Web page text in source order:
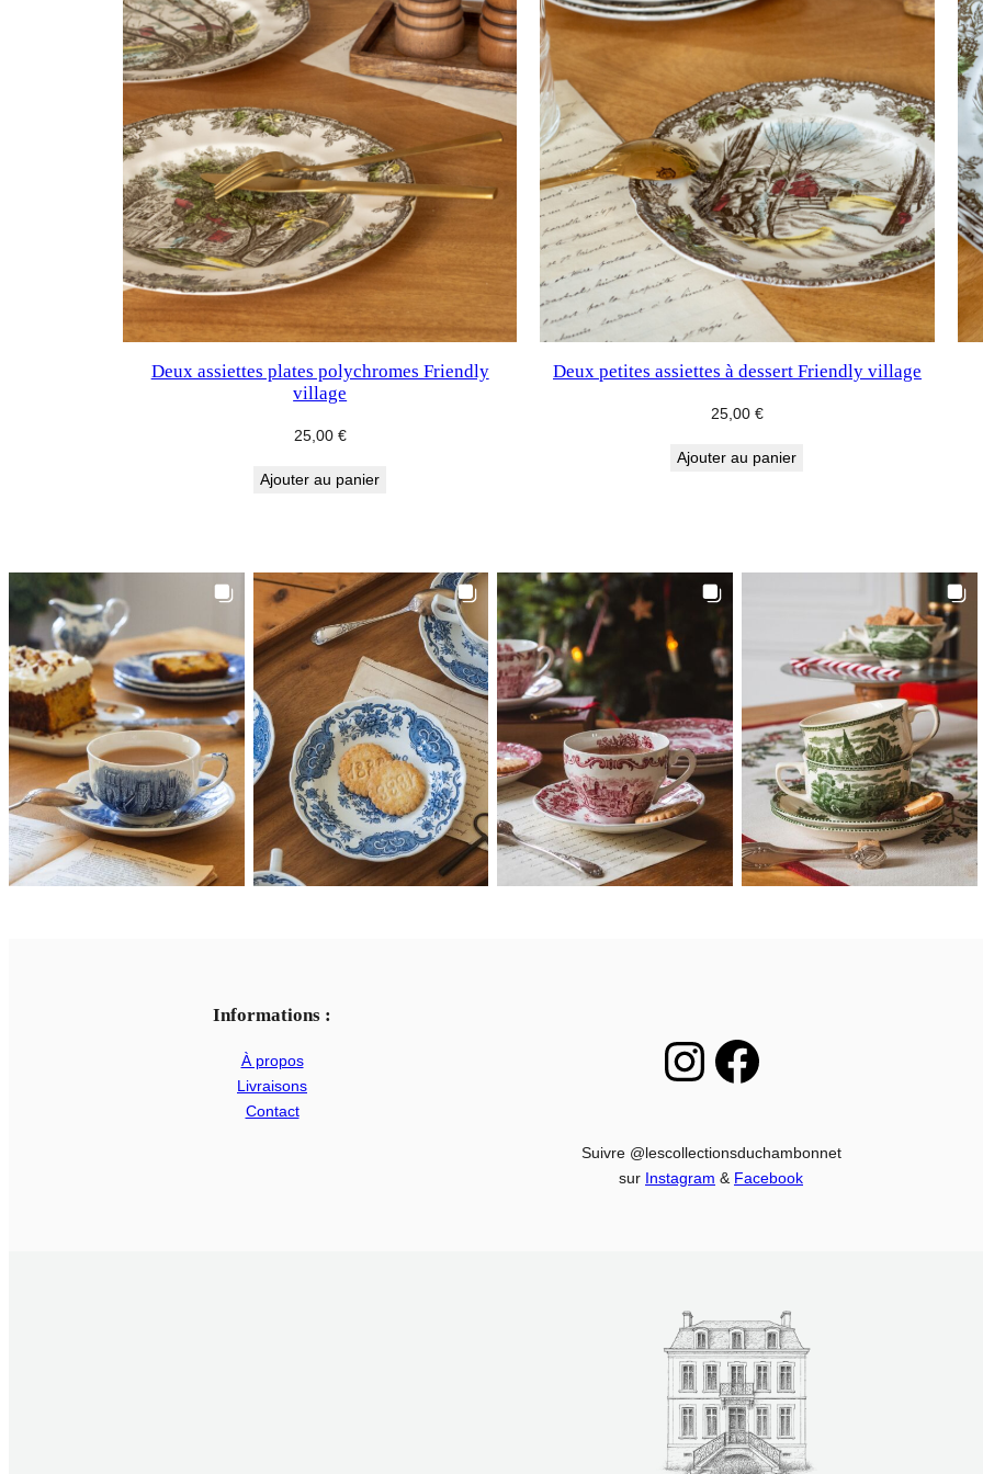
Deux assiettes plates polychromes Friendly
village
25,00 €
Ajouter au panier
Deux petites assiettes à dessert Friendly village
25,00 €
Ajouter au panier
Informations :
À propos
Livraisons
Contact
Instagram Facebook
Suivre @lescollectionsduchambonnet
sur Instagram & Facebook